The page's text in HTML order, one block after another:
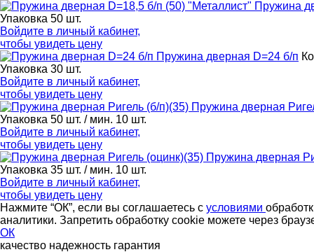
Пружина
Упаковка 50 шт.
Войдите в личный кабинет,
чтобы увидеть цену
Пружина дверная D=24 б/п
Упаковка 30 шт.
Войдите в личный кабинет,
чтобы увидеть цену
Пружина дверная
Упаковка 50 шт. / мин. 10 шт.
Войдите в личный кабинет,
чтобы увидеть цену
Пружина дверная
Упаковка 35 шт. / мин. 10 шт.
Войдите в личный кабинет,
чтобы увидеть цену
Нажмите “ОК”, если вы соглашаетесь с условиями
аналитики. Запретить обработку cookie можете через
ОК
качество надежность гарантия